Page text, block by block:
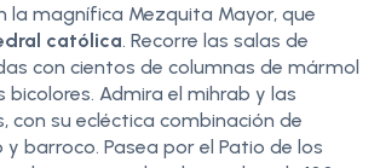
la magnífica Mezquita Mayor, que
católica. Recorre las salas de
con cientos de columnas de mármol
bicolores. Admira el mihrab y las
con su ecléctica combinación de
barroco. Pasea por el Patio de los